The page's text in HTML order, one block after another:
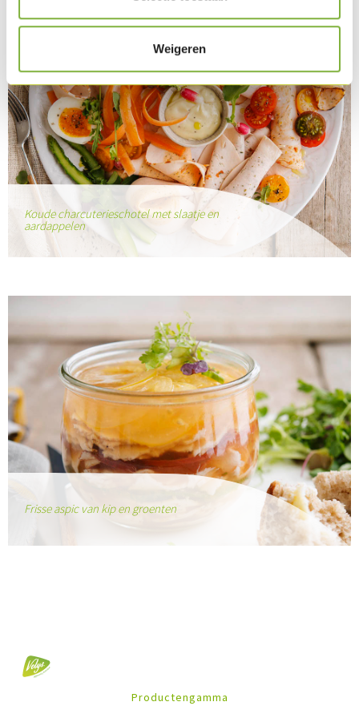
Weigeren
Koude charcuterieschotel met slaatje en
aardappelen
Frisse aspic van kip en groenten
Productengamma